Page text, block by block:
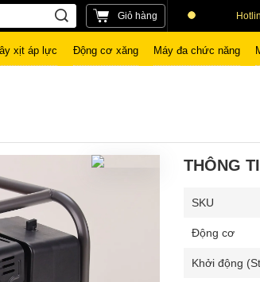
Giỏ hàng
xịt áp lực Động cơ xăng Máy đa chức năng
THÔNG
SKU
Động cơ
Khởi động